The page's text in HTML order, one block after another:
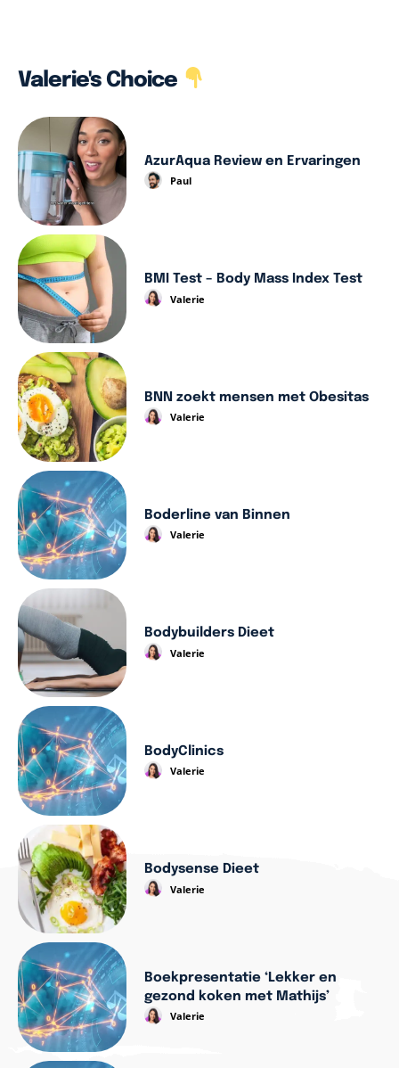
Valerie's Choice
AzurAqua Review en Ervaringen
Paul
BMI Test – Body Mass Index Test
Valerie
BNN zoekt mensen met Obesitas
Valerie
Boderline van Binnen
Valerie
Bodybuilders Dieet
Valerie
BodyClinics
Valerie
Bodysense Dieet
Valerie
Boekpresentatie ‘Lekker en
gezond koken met Mathijs’
Valerie